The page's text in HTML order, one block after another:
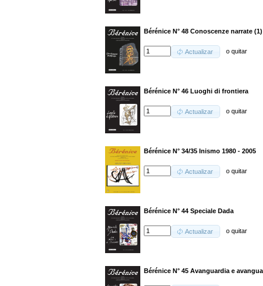
Bérénice N° 48 Conoscenze narrate (1)
Actualizar oquitar
Bérénice N° 46 Luoghi di frontiera
Actualizar oquitar
Bérénice N° 34/35 Inismo 1980 - 2005
Actualizar oquitar
Bérénice N° 44 Speciale Dada
Actualizar oquitar
Bérénice N° 45 Avanguardia e